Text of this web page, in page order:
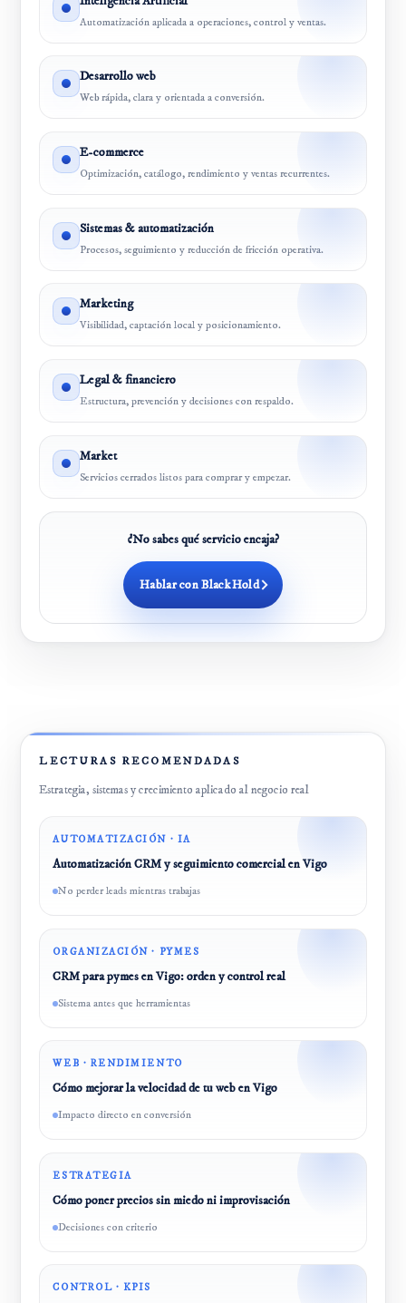
Automatización aplicada a operaciones, control y ventas.
Desarrollo web
Web rápida, clara y orientada a conversión.
E-commerce
Optimización, catálogo, rendimiento y ventas recurrentes.
Sistemas & automatización
Procesos, seguimiento y reducción de fricción operativa.
Marketing
Visibilidad, captación local y posicionamiento.
Legal & financiero
Estructura, prevención y decisiones con respaldo.
Market
Servicios cerrados listos para comprar y empezar.
¿No sabes qué servicio encaja?
Hablar con BlackHold
LECTURAS RECOMENDADAS
Estrategia, sistemas y crecimiento aplicado al negocio real
AUTOMATIZACIÓN · IA
Automatización CRM y seguimiento comercial en Vigo
No perder leads mientras trabajas
ORGANIZACIÓN · PYMES
CRM para pymes en Vigo: orden y control real
Sistema antes que herramientas
WEB · RENDIMIENTO
Cómo mejorar la velocidad de tu web en Vigo
Impacto directo en conversión
ESTRATEGIA
Cómo poner precios sin miedo ni improvisación
Decisiones con criterio
CONTROL · KPIS